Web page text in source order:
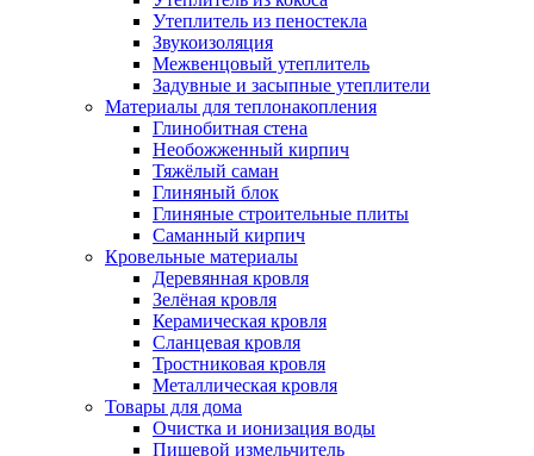
Утеплитель из пеностекла
Звукоизоляция
Межвенцовый утеплитель
Задувные и засыпные утеплители
Материалы для теплонакопления
Глинобитная стена
Необожженный кирпич
Тяжёлый саман
Глиняный блок
Глиняные строительные плиты
Саманный кирпич
Кровельные материалы
Деревянная кровля
Зелёная кровля
Керамическая кровля
Сланцевая кровля
Тростниковая кровля
Металлическая кровля
Товары для дома
Очистка и ионизация воды
Пищевой измельчитель